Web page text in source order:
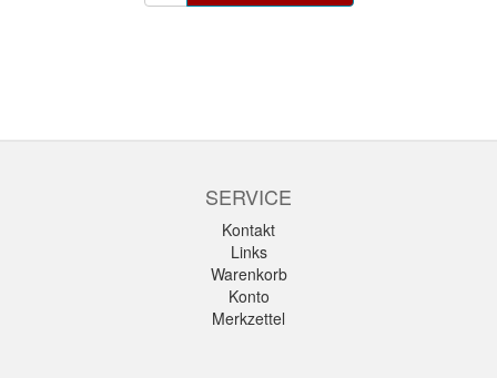
SERVICE
Kontakt
Links
Warenkorb
Konto
Merkzettel